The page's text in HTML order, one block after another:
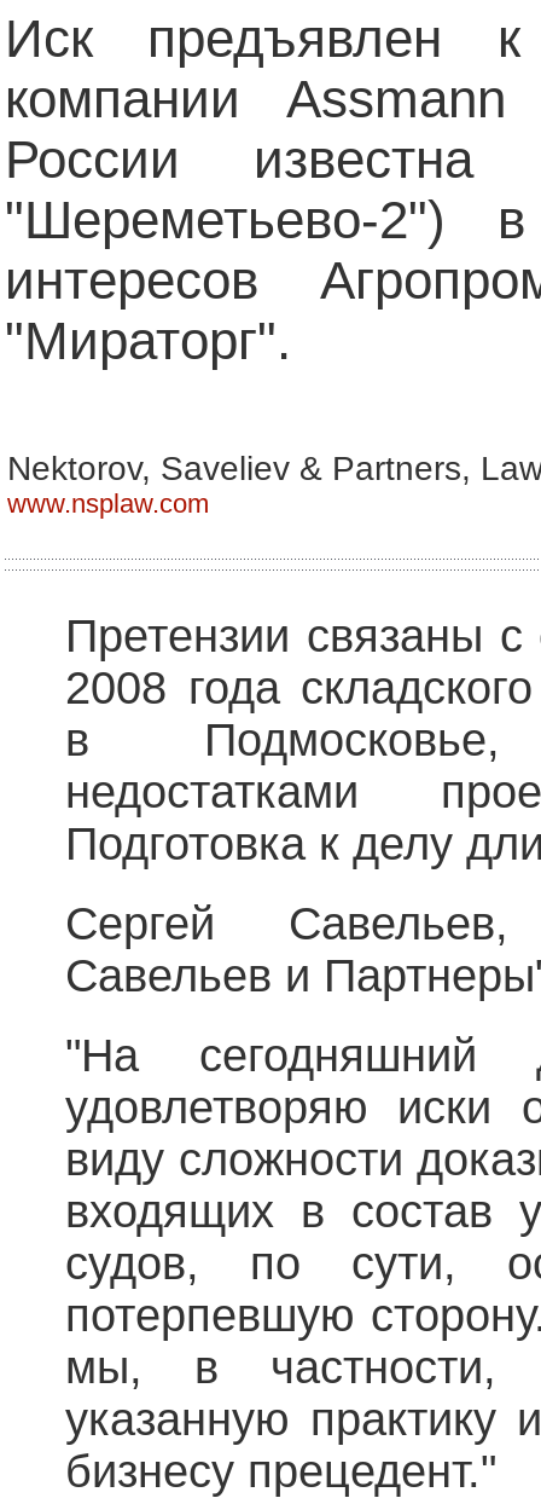
Иск предъявлен к
компании
России известна
"Шереметьево-2")
интересов
"Мираторг".
Nektorov, Saveliev & Partners,
www.nsplaw.com
Претензии связаны
2008 года
в
недостатками
Подготовка к делу
Сергей
Савельев и
"На сегодняшний
удовлетворяю иски
виду сложности
входящих в состав
судов, по сути,
потерпевшую
мы, в частности,
указанную
бизнесу прецедент."